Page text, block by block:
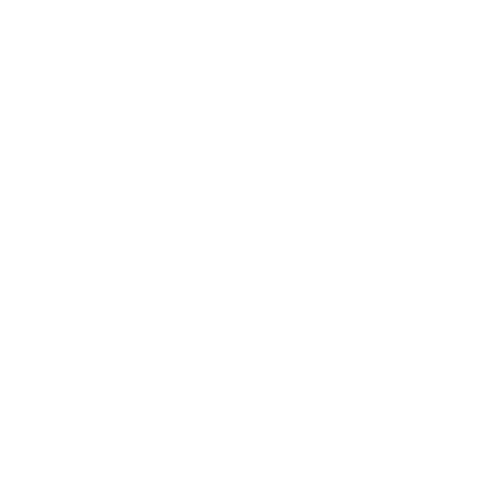
55 мм. Артикул 32011 JR (Koyo)
55 мм. Артикул 32011XA (Das